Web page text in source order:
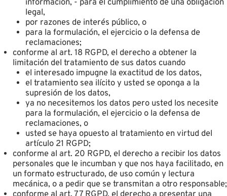
información, - para el cumplimiento de una obligación
legal,
por razones de interés público, o
para la formulación, el ejercicio o la defensa de
reclamaciones;
conforme al art. 18 RGPD, el derecho a obtener la
limitación del tratamiento de sus datos cuando
el interesado impugne la exactitud de los datos,
el tratamiento sea ilícito y usted se oponga a la
supresión de los datos,
ya no necesitemos los datos pero usted los necesite
para la formulación, el ejercicio o la defensa de
reclamaciones, o
usted se haya opuesto al tratamiento en virtud del
artículo 21 RGPD;
conforme al art. 20 RGPD, el derecho a recibir los datos
personales que le incumban y que nos haya facilitado, en
un formato estructurado, de uso común y lectura
mecánica, o a pedir que se transmitan a otro responsable;